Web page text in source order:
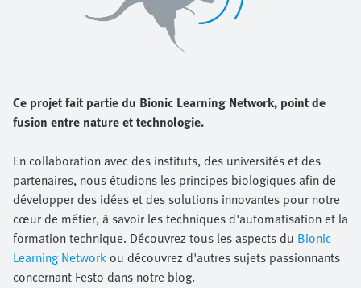
Ce projet fait partie du Bionic Learning Network, point de
fusion entre nature et technologie.
En collaboration avec des instituts, des universités et des
partenaires, nous étudions les principes biologiques afin de
développer des idées et des solutions innovantes pour notre
cœur de métier, à savoir les techniques d'automatisation et la
formation technique. Découvrez tous les aspects du Bionic
Learning Networkou découvrez d'autres sujets passionnants
concernant Festo dans notre blog.